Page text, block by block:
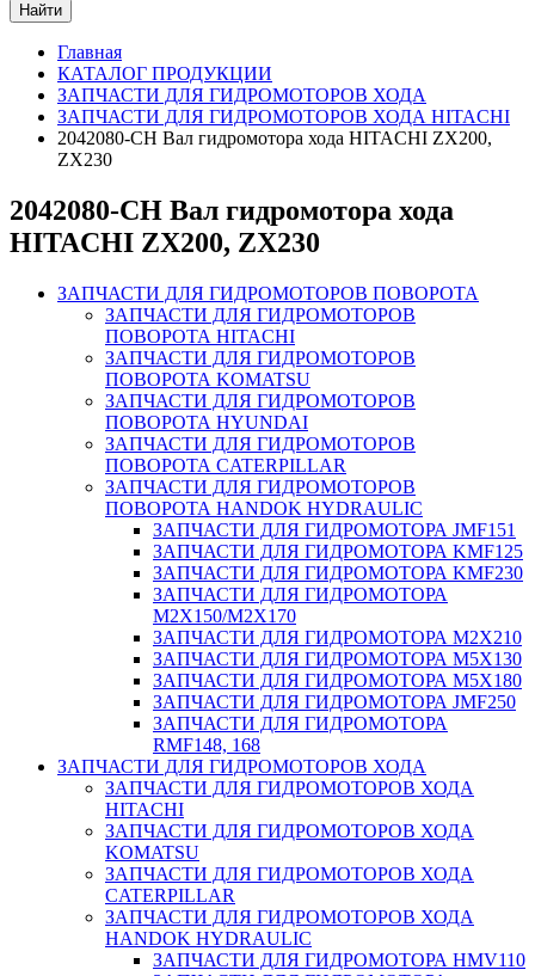
Найти
Главная
КАТАЛОГ ПРОДУКЦИИ
ЗАПЧАСТИ ДЛЯ ГИДРОМОТОРОВ ХОДА
ЗАПЧАСТИ ДЛЯ ГИДРОМОТОРОВ ХОДА HITACHI
2042080-CH Вал гидромотора хода HITACHI ZX200,
ZX230
2042080-CH Вал гидромотора хода
HITACHI ZX200, ZX230
ЗАПЧАСТИ ДЛЯ ГИДРОМОТОРОВ ПОВОРОТА
ЗАПЧАСТИ ДЛЯ ГИДРОМОТОРОВ
ПОВОРОТА HITACHI
ЗАПЧАСТИ ДЛЯ ГИДРОМОТОРОВ
ПОВОРОТА KOMATSU
ЗАПЧАСТИ ДЛЯ ГИДРОМОТОРОВ
ПОВОРОТА HYUNDAI
ЗАПЧАСТИ ДЛЯ ГИДРОМОТОРОВ
ПОВОРОТА CATERPILLAR
ЗАПЧАСТИ ДЛЯ ГИДРОМОТОРОВ
ПОВОРОТА HANDOK HYDRAULIC
ЗАПЧАСТИ ДЛЯ ГИДРОМОТОРА JMF151
ЗАПЧАСТИ ДЛЯ ГИДРОМОТОРА KMF125
ЗАПЧАСТИ ДЛЯ ГИДРОМОТОРА KMF230
ЗАПЧАСТИ ДЛЯ ГИДРОМОТОРА
M2X150/M2X170
ЗАПЧАСТИ ДЛЯ ГИДРОМОТОРА M2X210
ЗАПЧАСТИ ДЛЯ ГИДРОМОТОРА M5X130
ЗАПЧАСТИ ДЛЯ ГИДРОМОТОРА M5X180
ЗАПЧАСТИ ДЛЯ ГИДРОМОТОРА JMF250
ЗАПЧАСТИ ДЛЯ ГИДРОМОТОРА
RMF148, 168
ЗАПЧАСТИ ДЛЯ ГИДРОМОТОРОВ ХОДА
ЗАПЧАСТИ ДЛЯ ГИДРОМОТОРОВ ХОДА
HITACHI
ЗАПЧАСТИ ДЛЯ ГИДРОМОТОРОВ ХОДА
KOMATSU
ЗАПЧАСТИ ДЛЯ ГИДРОМОТОРОВ ХОДА
CATERPILLAR
ЗАПЧАСТИ ДЛЯ ГИДРОМОТОРОВ ХОДА
HANDOK HYDRAULIC
ЗАПЧАСТИ ДЛЯ ГИДРОМОТОРА HMV110